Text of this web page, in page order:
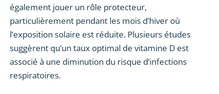
également jouer un rôle protecteur,
particulièrement pendant les mois d’hiver où
l’exposition solaire est réduite. Plusieurs études
suggèrent qu’un taux optimal de vitamine D est
associé à une diminution du risque d’infections
respiratoires.